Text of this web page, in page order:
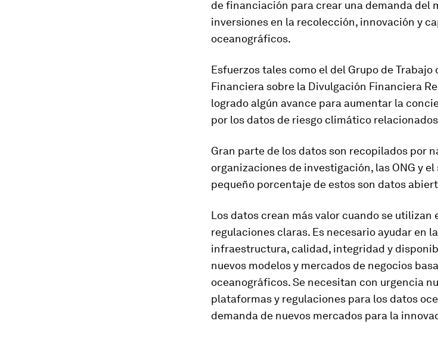
de financiación para crear una demanda del
inversiones en la recolección, innovación y
oceanográficos.
Esfuerzos tales como el del Grupo de
Financiera sobre la Divulgación Financiera
logrado algún avance para aumentar la
por los datos de riesgo climático
Gran parte de los datos son recopilados por
organizaciones de investigación, las ONG y
pequeño porcentaje de estos son datos
Los datos crean más valor cuando se utilizan
regulaciones claras. Es necesario ayudar en
infraestructura, calidad, integridad y
nuevos modelos y mercados de negocios
oceanográficos. Se necesitan con urgencia
plataformas y regulaciones para los datos
demanda de nuevos mercados para la